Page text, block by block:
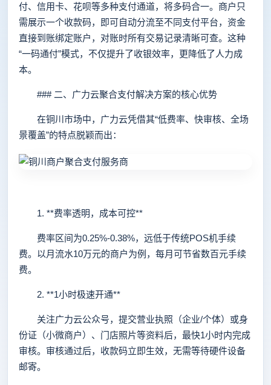
付、信用卡、花呗等多种支付通道，将多码合一。商户只
需展示一个收款码，即可自动分流至不同支付平台，资金
直接到账绑定账户，对账时所有交易记录清晰可查。这种
“一码通付”模式，不仅提升了收银效率，更降低了人力成
本。
### 二、广力云聚合支付解决方案的核心优势
在铜川市场中，广力云凭借其“低费率、快审核、全场
景覆盖”的特点脱颖而出：
1. **费率透明，成本可控**
费率区间为0.25%-0.38%，远低于传统POS机手续
费。以月流水10万元的商户为例，每月可节省数百元手续
费。
2. **1小时极速开通**
关注广力云公众号，提交营业执照（企业/个体）或身
份证（小微商户）、门店照片等资料后，最快1小时内完成
审核。审核通过后，收款码立即生效，无需等待硬件设备
邮寄。